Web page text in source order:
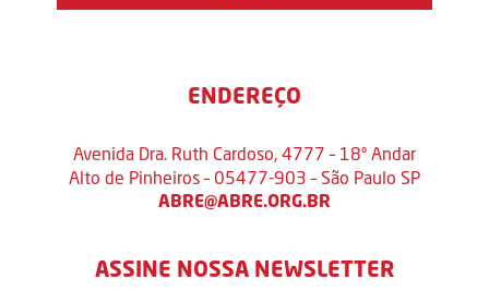
ENDEREÇO
Avenida Dra. Ruth Cardoso, 4777 – 18º Andar
Alto de Pinheiros – 05477-903 – São Paulo SP
ABRE@ABRE.ORG.BR
ASSINE NOSSA NEWSLETTER